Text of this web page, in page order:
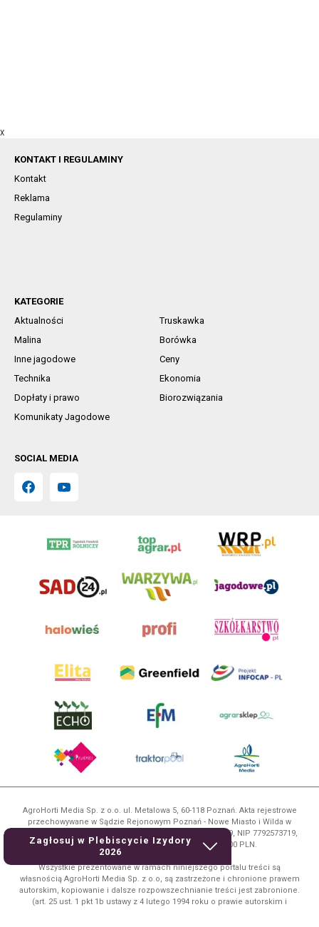
X
Zagłosuj w Plebiscycie Izydory
2026
KONTAKT I REGULAMINY
Kontakt
Reklama
Regulaminy
KATEGORIE
Aktualności
Truskawka
Malina
Borówka
Inne jagodowe
Ceny
Technika
Ekonomia
Dopłaty i prawo
Biorozwiązania
Komunikaty Jagodowe
SOCIAL MEDIA
AgroHorti Media Sp. z o.o. ul. Metalowa 5, 60-118 Poznań. Akta rejestrowe
przechowywane w Sądzie Rejonowym Poznań - Nowe Miasto i Wilda w
Poznaniu, VIII Wydziale Gospodarczym, KRS 0001116269, NIP 7792573719,
REGON 529158846, kapitał zakładowy: 3.608.000 PLN.
Wszystkie prezentowane w ramach niniejszego portalu treści są
własnością AgroHorti Media Sp. z o.o, są zastrzeżone i chronione prawem
autorskim, kopiowanie i dalsze rozpowszechnianie treści jest zabronione.
(art. 25 ust. 1 pkt 1b ustawy z 4 lutego 1994 roku o prawie autorskim i